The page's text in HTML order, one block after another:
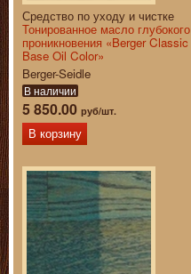
Средство по уходу и чистке
Тонированное масло глубокого
проникновения «Berger Classic
Base Oil Color»
Berger-Seidle
В наличии
5 850.00 руб/шт.
В корзину